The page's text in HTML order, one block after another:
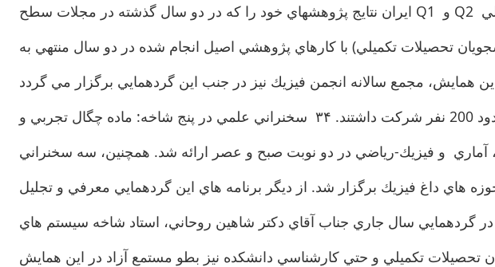
ايران نتايج پژوهشهاي خود را كه در دو سال گذشته در مجلات سطح Q1 و Q2 به چاپ رسيده باشند، بطور شفاهي در ۱۵ دقيقه براي شركت كنندگان ارائه مي كنند. هدف اصلي
تحصيلات تكميلي) با كارهاي پژوهشي اصيل انجام شده در دو سال منتهي به
در گردهمايي سال جاري در حدود ۱۲۰ نفر بطور رسمي ثبت نام كرده و به طور غيررسمی حدود 200 نفر شرکت داشتند. ۳۴ سخنراني علمي در پنج شاخه: ماده چگال تجربي و
آماري و فيزيك-رياضي در دو نوبت صبح و عصر ارائه شد. همچنين، سه سخنراني
در زمينه پيشرفت هاي اخير در حوزه هاي داغ فيزيك برگزار شد. از ديگر برنامه هاي اين گردهمايي معرفي و تجليل
گردهمايي سال جاري جناب آقاي دكتر شاهين روحاني، استاد شاخه سيستم هاي
تحصيلات تكميلي و حتي كارشناسي دانشكده نيز بطو مستمع آزاد در اين همايش